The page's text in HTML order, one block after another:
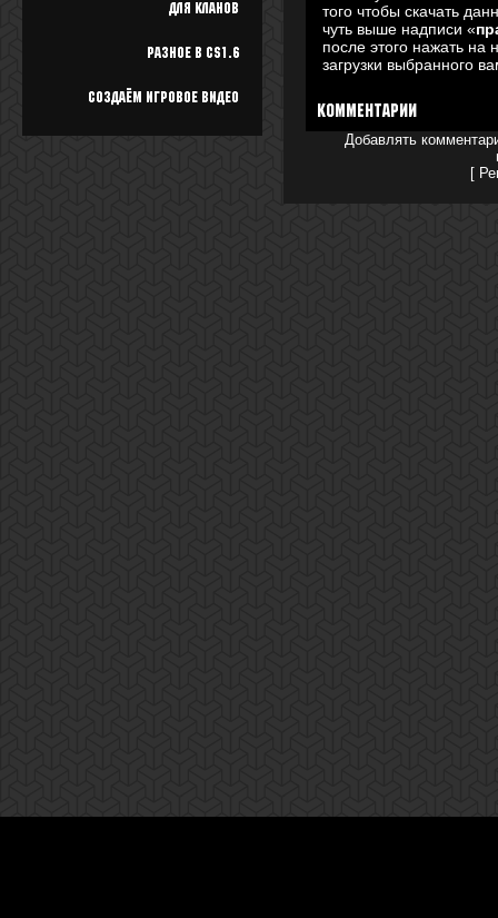
Для кланов
Разное в cs1.6
Создаём игровое видео
того чтобы скачать
чуть выше надписи «
после этого нажать на
загрузки выбранного
Комментарии
Добавлять
[